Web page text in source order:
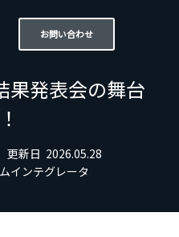
お問い合わせ
果発表会の舞台
更新日 2026.05.28
インテグレータ